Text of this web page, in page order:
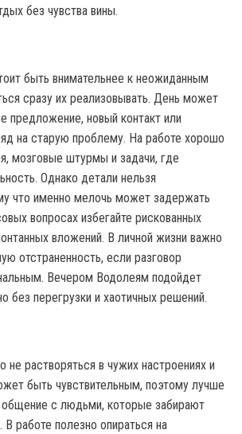
без чувства вины.
быть внимательнее к неожиданным
сразу их реализовывать. День может
предложение, новый контакт или
на старую проблему. На работе хорошо
мозговые штурмы и задачи, где
Однако детали нельзя
что именно мелочь может задержать
вопросах избегайте рискованных
вложений. В личной жизни важно
отстраненность, если разговор
Вечером Водолеям подойдет
без перегрузки и хаотичных решений.
растворяться в чужих настроениях и
быть чувствительным, поэтому лучше
общение с людьми, которые забирают
работе полезно опираться на